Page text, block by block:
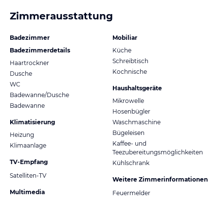
Zimmerausstattung
Badezimmer
Badezimmerdetails
Haartrockner
Dusche
WC
Badewanne/Dusche
Badewanne
Klimatisierung
Heizung
Klimaanlage
TV-Empfang
Satelliten-TV
Multimedia
Mobiliar
Küche
Schreibtisch
Kochnische
Haushaltsgeräte
Mikrowelle
Hosenbügler
Waschmaschine
Bügeleisen
Kaffee- und
Teezubereitungsmöglichkeiten
Kühlschrank
Weitere Zimmerinformationen
Feuermelder